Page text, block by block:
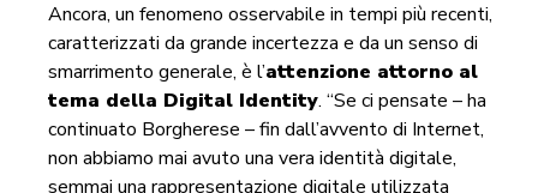
Ancora, un fenomeno osservabile in tempi più recenti,
caratterizzati da grande incertezza e da un senso di
smarrimento generale, è l’attenzione attorno al
tema della Digital Identity. “Se ci pensate – ha
continuato Borgherese – fin dall’avvento di Internet,
non abbiamo mai avuto una vera identità digitale,
semmai una rappresentazione digitale utilizzata